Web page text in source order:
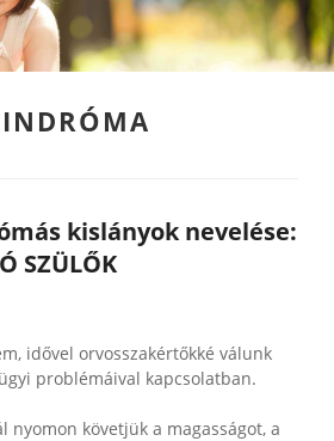
kislányok nevelése:
SZÜLŐK
idővel orvosszakértőkké válunk
problémáival kapcsolatban.
nyomon követjük a magasságot, a